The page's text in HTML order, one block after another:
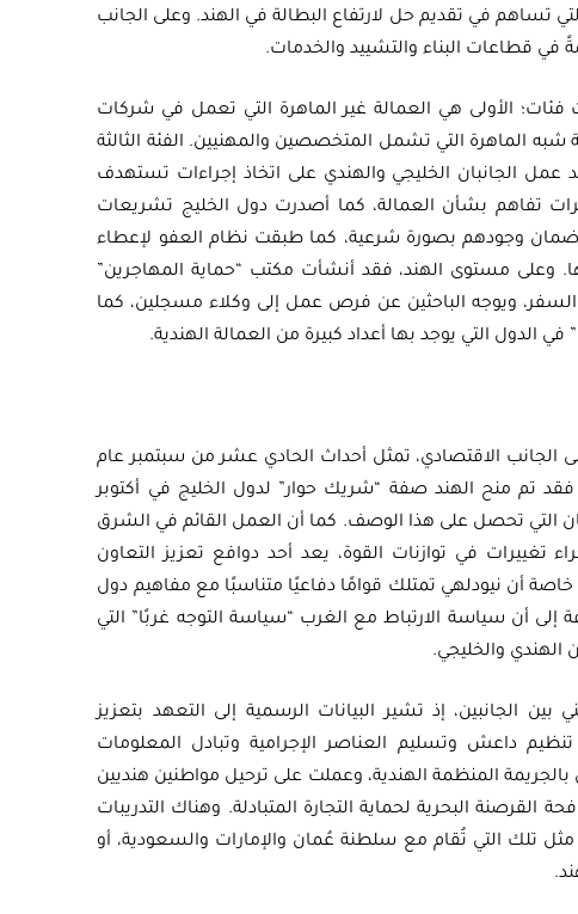
2018 إلى 48.5 مليار دولار، والتي تساهم في تقديم حل لارتفاع البطالة في الهند. وعلى الجانب
في قطاعات البناء والتشييد والخدمات.
فئات؛ الأولى هي العمالة غير الماهرة التي تعمل في شركات
شبه الماهرة التي تشمل المتخصصين والمهنيين. الفئة الثالثة
الجانبان الخليجي والهندي على اتخاذ إجراءات تستهدف
تفاهم بشأن العمالة، كما أصدرت دول الخليج تشريعات
وضمان وجودهم بصورة شرعية، كما طبقت نظام العفو لإعطاء
وعلى مستوى الهند، فقد أنشأت مكتب “حماية المهاجرين”
السفر، ويوجه الباحثين عن فرص عمل إلى وكلاء مسجلين، كما
الدول التي يوجد بها أعداد كبيرة من العمالة الهندية.
الجانب الاقتصادي، تمثل أحداث الحادي عشر من سبتمبر عام
فقد تم منح الهند صفة “شريك حوار” لدول الخليج في أكتوبر
التي تحصل على هذا الوصف. كما أن العمل القائم في الشرق
تغييرات في توازنات القوة، يعد أحد دوافع تعزيز التعاون
خاصة أن نيودلهي تمتلك قوامًا دفاعيًا متناسبًا مع مفاهيم دول
إلى أن سياسة الارتباط مع الغرب “سياسة التوجه غربًا” التي
الهندي والخليجي.
الجانبين، إذ تشير البيانات الرسمية إلى التعهد بتعزيز
داعش وتسليم العناصر الإجرامية وتبادل المعلومات
بالجريمة المنظمة الهندية، وعملت على ترحيل مواطنين هنديين
القرصنة البحرية لحماية التجارة المتبادلة. وهناك التدريبات
تلك التي تُقام مع سلطنة عُمان والإمارات والسعودية، أو